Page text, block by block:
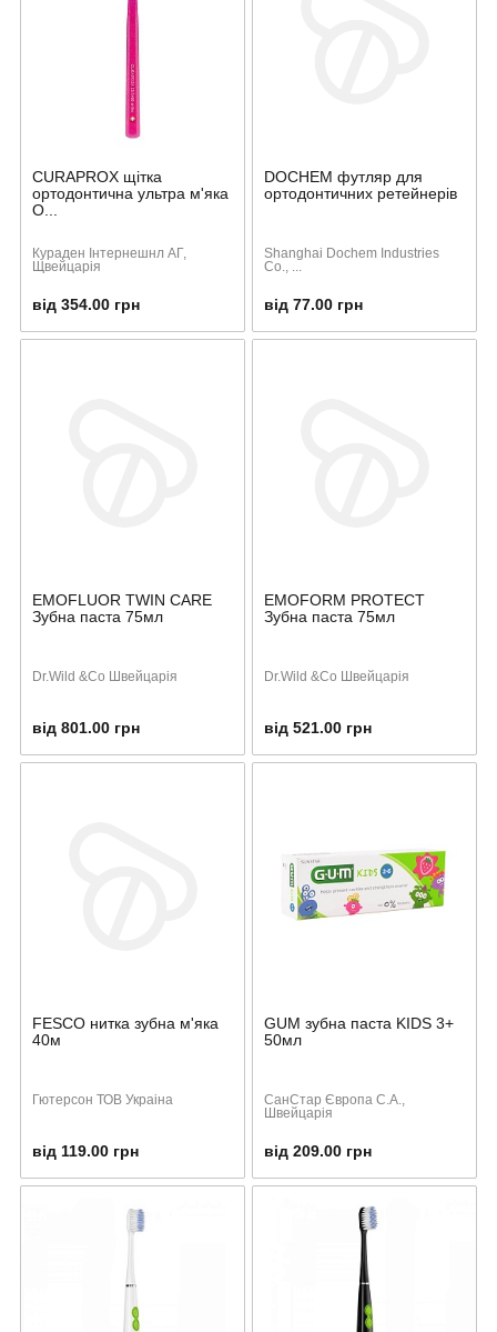
CURAPROX щітка
ортодонтична ультра м'яка
O...
Кураден Інтернешнл АГ,
Щвейцарія
від 354.00 грн
DOCHEM футляр для
ортодонтичних ретейнерів
Shanghai Dochem Industries
Co., ...
від 77.00 грн
EMOFLUOR TWIN CARE
Зубна паста 75мл
Dr.Wild &Co Швейцарія
від 801.00 грн
EMOFORM PROTECT
Зубна паста 75мл
Dr.Wild &Co Швейцарія
від 521.00 грн
FESCO нитка зубна м'яка
40м
Гютерсон ТОВ Украіна
від 119.00 грн
GUM зубна паста KIDS 3+
50мл
СанСтар Європа С.А.,
Швейцарія
від 209.00 грн